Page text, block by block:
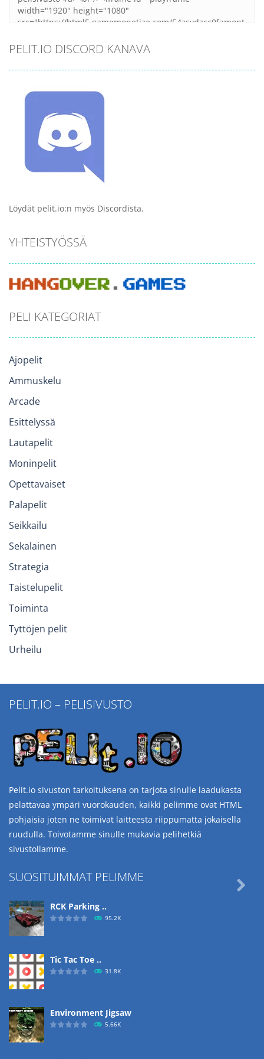
PELIT.IO DISCORD KANAVA
Löydät pelit.io:n myös Discordista.
YHTEISTYÖSSÄ
PELI KATEGORIAT
Ajopelit
Ammuskelu
Arcade
Esittelyssä
Lautapelit
Moninpelit
Opettavaiset
Palapelit
Seikkailu
Sekalainen
Strategia
Taistelupelit
Toiminta
Tyttöjen pelit
Urheilu
PELIT.IO – PELISIVUSTO
Pelit.io sivuston tarkoituksena on tarjota sinulle laadukasta
pelattavaa ympäri vuorokauden, kaikki pelimme ovat HTML
pohjaisia joten ne toimivat laitteesta riippumatta jokaisella
ruudulla. Toivotamme sinulle mukavia pelihetkiä
sivustollamme.
SUOSITUIMMAT PELIMME
RCK Parking ..
95.2K
Tic Tac Toe ..
31.8K
Environment Jigsaw
5.66K
